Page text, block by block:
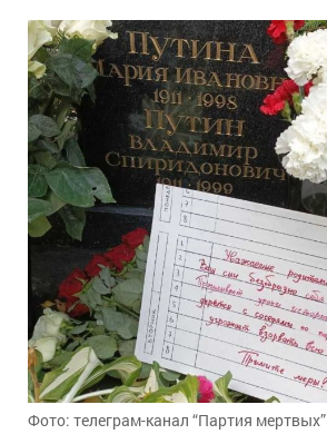
Фото: телеграм-канал “Партия мертвых”